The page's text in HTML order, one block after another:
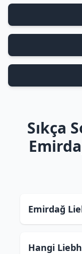
Sıkça
Emirdağ
Hangi